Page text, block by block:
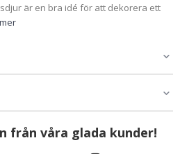
är en bra idé för att dekorera ett
från våra glada kunder!